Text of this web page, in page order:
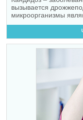
вызывается
микроорганизмы